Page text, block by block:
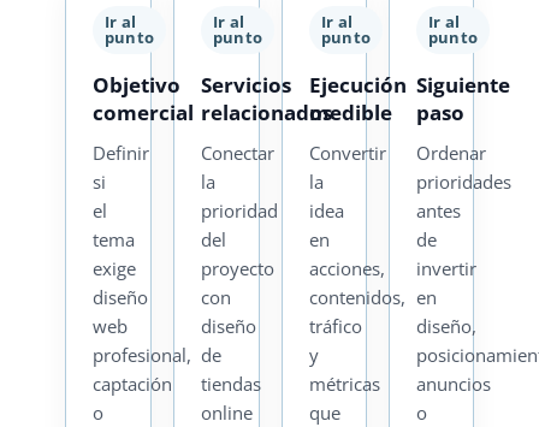
Ir al
punto
Objetivo
comercial
Definir
si
el
tema
exige
diseño
web
profesional,
captación
o
Ir al
punto
Servicios
relacionados
Conectar
la
prioridad
del
proyecto
con
diseño
de
tiendas
online
Ir al
punto
Ejecución
medible
Convertir
la
idea
en
acciones,
contenidos,
tráfico
y
métricas
que
Ir al
punto
Siguiente
paso
Ordenar
prioridades
antes
de
invertir
en
diseño,
anuncios
o